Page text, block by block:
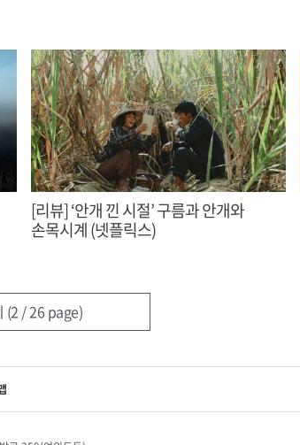
[리뷰] ‘안개 낀 시절’ 구름과 안개와
손목시계 (넷플릭스)
(2 / 26 page)